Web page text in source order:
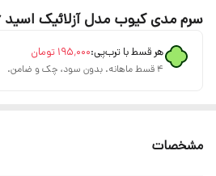
سرم مدی کیوب مدل آزلائیک اسید 16% حجم 30 میلی لیتر
هر قسط با ترب‌پی:۱۹۵٬۰۰۰ تومان
۴ قسط ماهانه. بدون سود، چک و ضامن.
مشخصات